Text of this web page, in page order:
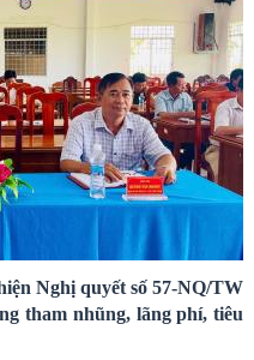
Nghị quyết số 57-NQ/TW
tham nhũng, lãng phí, tiêu